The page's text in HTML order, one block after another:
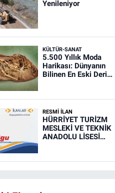
Yenileniyor
KÜLTÜR-SANAT
5.500 Yıllık Moda
Harikası: Dünyanın
Bilinen En Eski Deri
RESMİ İLAN
HÜRRİYET TURİZM
MESLEKİ VE TEKNİK
ANADOLU LİSESİ
YEMEKHANELERİNİN